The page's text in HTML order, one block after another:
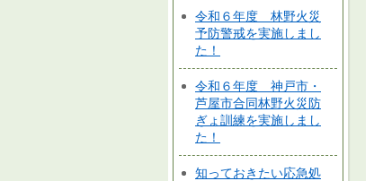
令和６年度 林野火災
予防警戒を実施しまし
た！
令和６年度 神戸市・
芦屋市合同林野火災防
ぎょ訓練を実施しまし
た！
知っておきたい応急処